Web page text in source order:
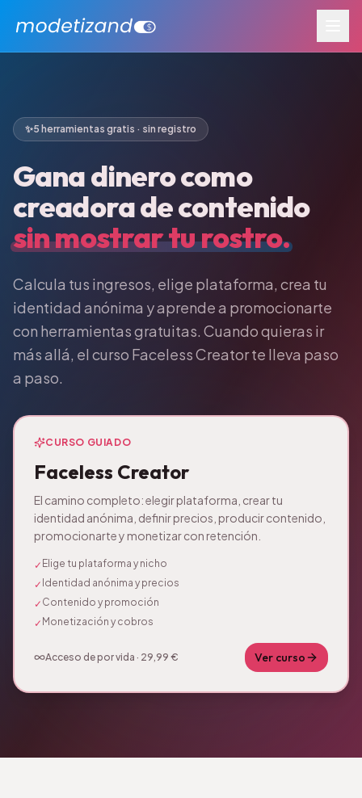
✨5 herramientas gratis · sin registro
Gana dinero como
creadora de contenido
sin mostrar tu rostro.
Calcula tus ingresos, elige plataforma, crea tu
identidad anónima y aprende a promocionarte
con herramientas gratuitas. Cuando quieras ir
más allá, el curso Faceless Creator te lleva paso
a paso.
CURSO GUIADO
Faceless Creator
El camino completo: elegir plataforma, crear tu
identidad anónima, definir precios, producir contenido,
promocionarte y monetizar con retención.
✓ Elige tu plataforma y nicho
✓ Identidad anónima y precios
✓ Contenido y promoción
✓ Monetización y cobros
Acceso de por vida · 29,99 € Ver curso